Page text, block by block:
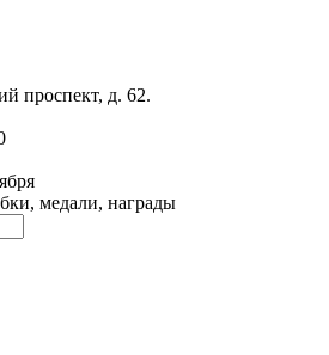
проспект, д. 62.
медали, награды